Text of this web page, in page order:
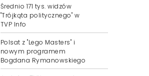
Średnio 171 tys. widzów
"Trójkąta politycznego" w
TVP Info
Polsat z "Lego Masters" i
nowym programem
Bogdana Rymanowskiego